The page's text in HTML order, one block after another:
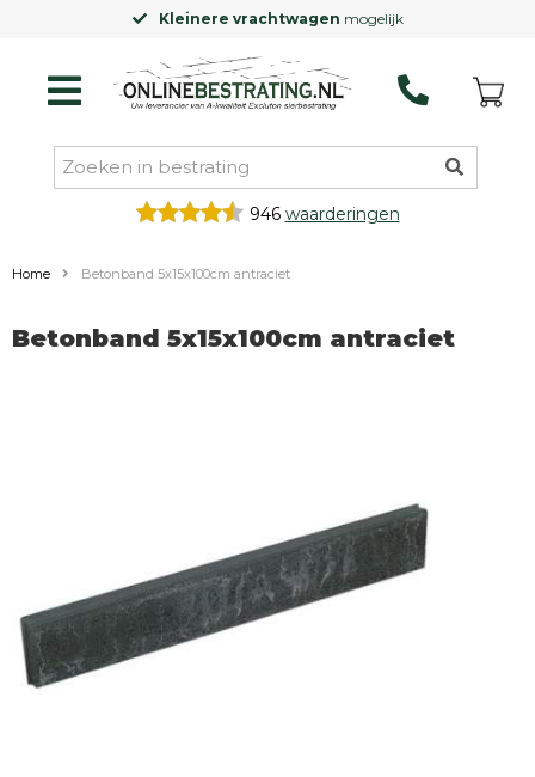
Kleinere vrachtwagen mogelijk
946 waarderingen
Home Betonband 5x15x100cm antraciet
Betonband 5x15x100cm antraciet